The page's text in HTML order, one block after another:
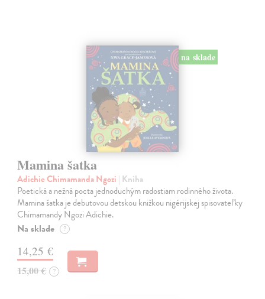
na sklade
Mamina šatka
Adichie Chimamanda Ngozi | Kniha
Poetická a nežná pocta jednoduchým radostiam rodinného života.
Mamina šatka je debutovou detskou knižkou nigérijskej spisovateľky
Chimamandy Ngozi Adichie.
Na sklade ?
14,25 €
15,00 € ?